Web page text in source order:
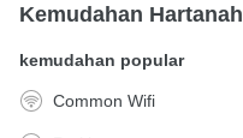
Kemudahan Hartanah
kemudahan popular
Common Wifi